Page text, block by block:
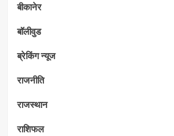
बीकानेर
बॉलीवुड
ब्रेकिंग न्यूज
राजनीति
राजस्थान
राशिफल